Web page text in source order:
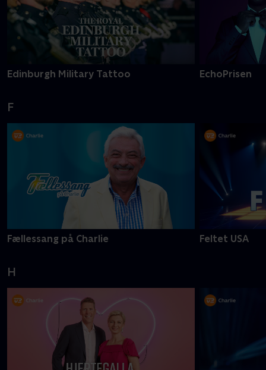
Edinburgh Military Tattoo EchoPrisen
F
Fællessang på Charlie Feltet USA
H